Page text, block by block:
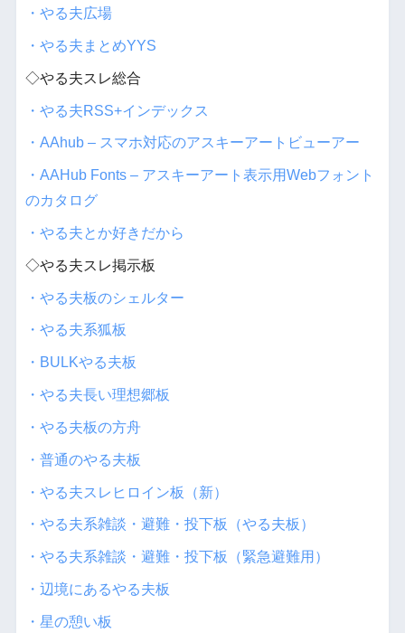
・やる夫広場
・やる夫まとめYYS
◇やる夫スレ総合
・やる夫RSS+インデックス
・AAhub – スマホ対応のアスキーアートビューアー
・AAHub Fonts – アスキーアート表示用Webフォント
のカタログ
・やる夫とか好きだから
◇やる夫スレ掲示板
・やる夫板のシェルター
・やる夫系狐板
・BULKやる夫板
・やる夫長い理想郷板
・やる夫板の方舟
・普通のやる夫板
・やる夫スレヒロイン板（新）
・やる夫系雑談・避難・投下板（やる夫板）
・やる夫系雑談・避難・投下板（緊急避難用）
・辺境にあるやる夫板
・星の憩い板